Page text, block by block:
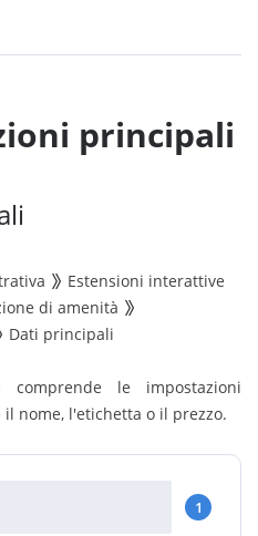
principali
Estensioni interattive
di amenità
Dati principali
comprende le impostazioni
nome, l'etichetta o il prezzo.
1